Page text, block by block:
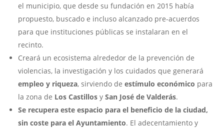
el municipio, que desde su fundación en 2015 había
propuesto, buscado e incluso alcanzado pre-acuerdos
para que instituciones públicas se instalaran en el
recinto.
Creará un ecosistema alrededor de la prevención de
violencias, la investigación y los cuidados que generará
empleo y riqueza, sirviendo deestímulo económico para
la zona de Los Castillos ySan José de Valderás.
Se recupera este espacio para el beneficio de la ciudad,
sin coste para el Ayuntamiento. El adecentamiento y